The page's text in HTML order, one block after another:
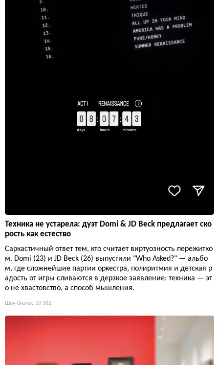
Техника не устарела: дуэт Domi & JD Beck предлагает ско
рость как естество
Саркастичный ответ тем, кто считает виртуозность пережитко
м. Domi (23) и JD Beck (26) выпустили "Who Asked?" — альбо
м, где сложнейшие партии оркестра, полиритмия и детская р
адость от игры сливаются в дерзкое заявление: техника — эт
о не хвастовство, а способ мышления.
Шоу-бизнес 10 362